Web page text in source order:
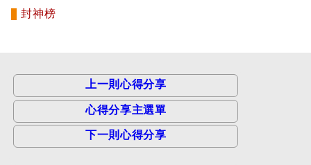
封神榜
上一則心得分享
心得分享主選單
下一則心得分享